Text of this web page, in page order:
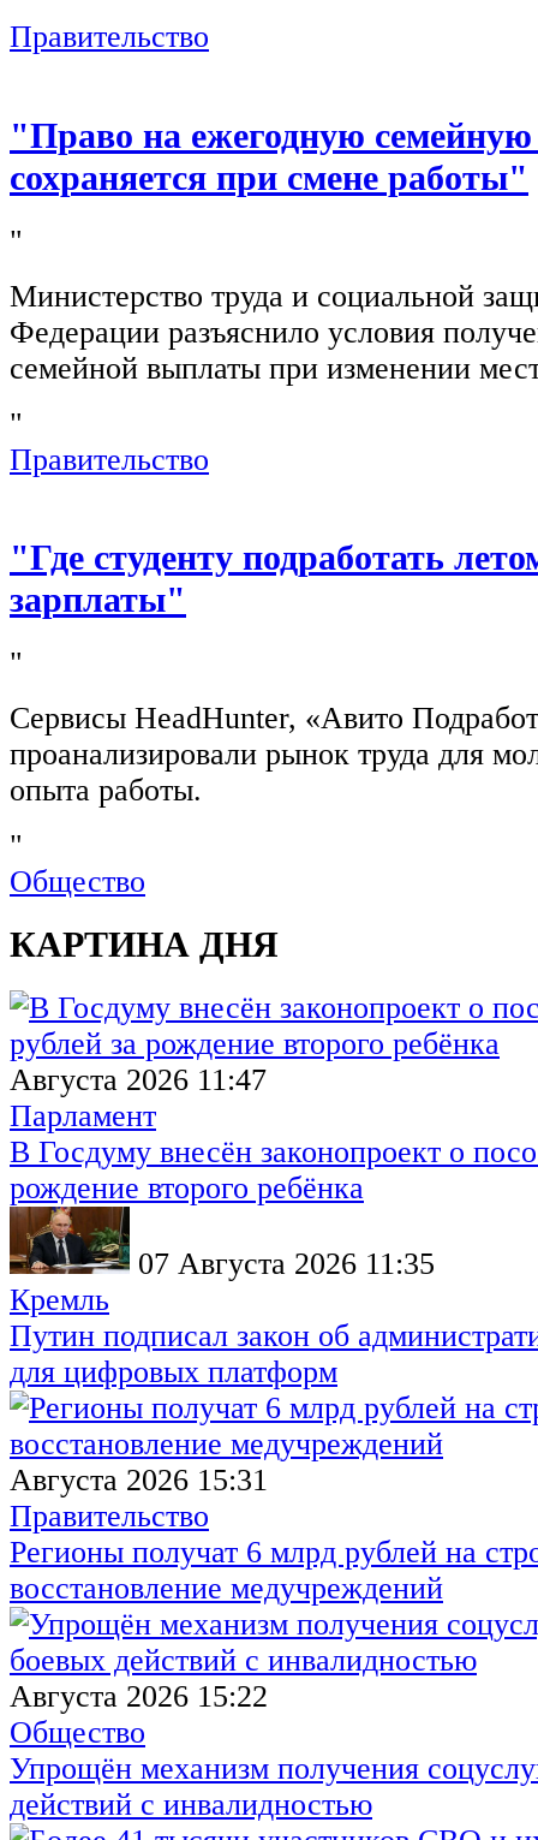
Правительство
"Право на ежегодную
сохраняется при смене работы"
"
Министерство труда и социальной
Федерации разъяснило условия
семейной выплаты при изменении
"
Правительство
"Где студенту подработать
зарплаты"
"
Сервисы HeadHunter, «Авито
проанализировали рынок труда для
опыта работы.
"
Общество
КАРТИНА ДНЯ
Августа 2026 11:47
Парламент
В Госдуму внесён законопроект о
рождение второго ребёнка
07 Августа 2026 11:35
Кремль
Путин подписал закон об
для цифровых платформ
Августа 2026 15:31
Правительство
Регионы получат 6 млрд рублей на
восстановление медучреждений
Августа 2026 15:22
Общество
Упрощён механизм получения
действий с инвалидностью